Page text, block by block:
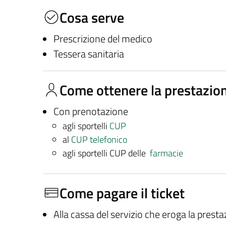
Cosa serve
Prescrizione del medico
Tessera sanitaria
Come ottenere la
Con prenotazione
agli sportelli CUP
al CUP telefonico
agli sportelli CUP delle farmacie
Come pagare il ticket
Alla cassa del servizio che eroga la